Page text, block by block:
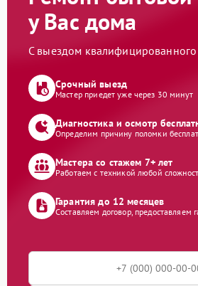
у Вас дома
С выездом квалифицированного
Срочный выезд
Мастер приедет уже через 30 минут
Диагностика и осмотр
Определим причину поломки
Мастера со стажем 7+ лет
Работаем с техникой любой
Гарантия до 12 месяцев
Составляем договор, предоставляем